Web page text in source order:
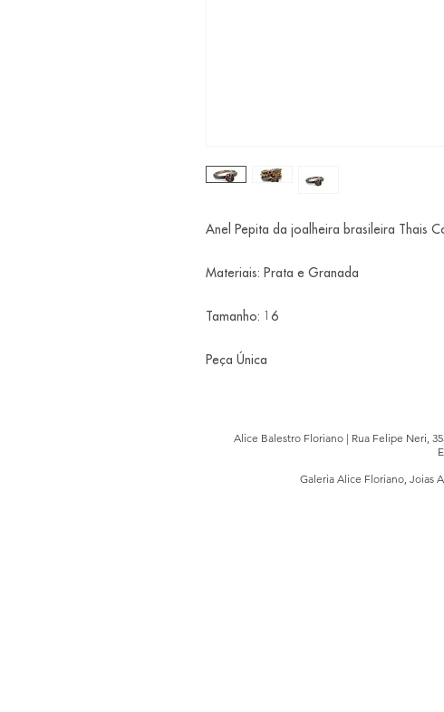
Anel Pepita da joalheira brasileira Thais
Materiais: Prata e Granada
Tamanho: 16
Peça Única
Alice Balestro Floriano | Rua Felipe Neri,
Galeria Alice Floriano, Joias